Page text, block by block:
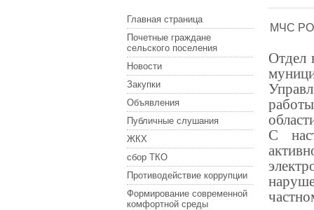
Главная страница
Почетные граждане
сельского поселения
Новости
Закупки
Объявления
Публичные слушания
ЖКХ
сбор ТКО
Противодействие коррупции
Формирование современной
комфортной среды
МЧС
Отдел
С